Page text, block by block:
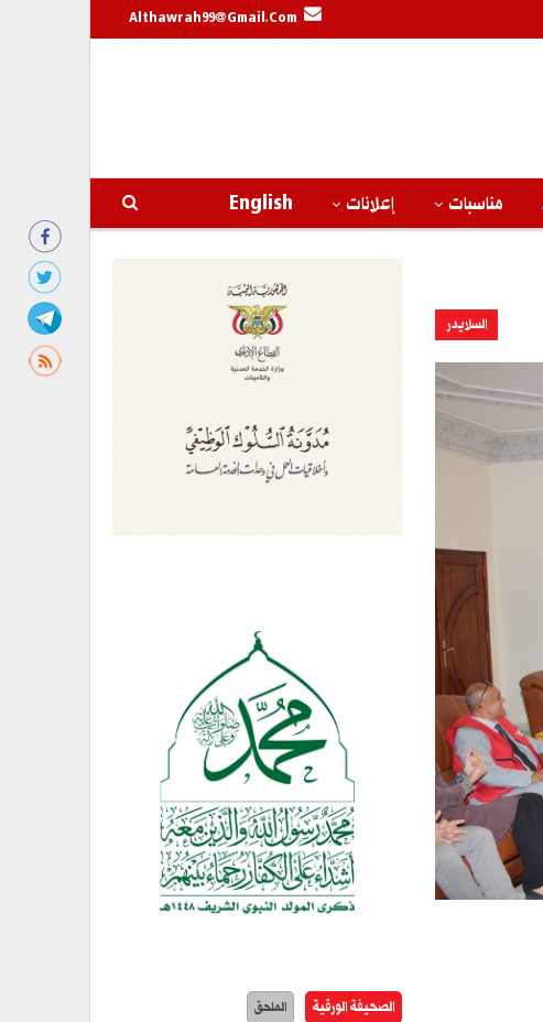
Althawrah99@gmail.com
مناسبات إعلانات English
السلايدر
الصحيفة الورقية الملحق